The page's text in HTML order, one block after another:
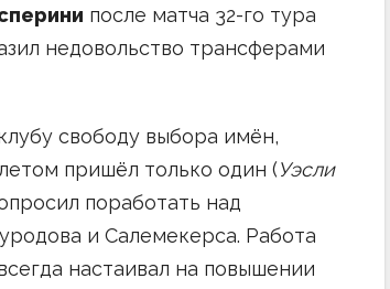
после матча 32-го тура
недовольство трансферами
свободу выбора имён,
пришёл только один (Уэсли
поработать над
и Салемекерса. Работа
настаивал на повышении